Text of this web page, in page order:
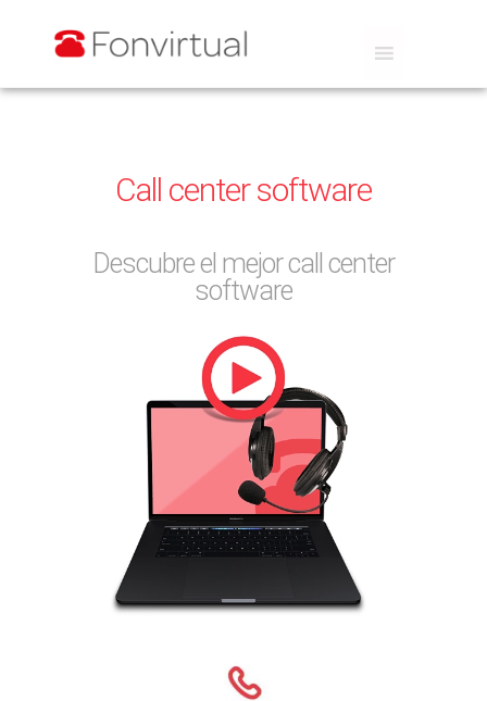
Call center software
Descubre el mejor call center
software